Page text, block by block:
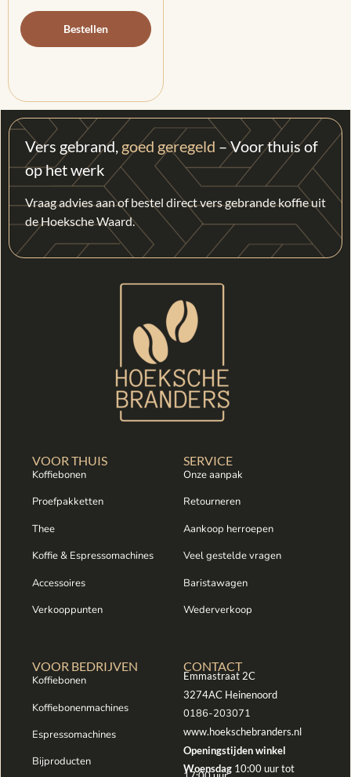
Bestellen
Vers gebrand, goed geregeld – Voor thuis of
op het werk
Vraag advies aan of bestel direct vers gebrande koffie uit
de Hoeksche Waard.
VOOR THUIS
Koffiebonen
Proefpakketten
Thee
Koffie & Espressomachines
Accessoires
Verkooppunten
SERVICE
Onze aanpak
Retourneren
Aankoop herroepen
Veel gestelde vragen
Baristawagen
Wederverkoop
VOOR BEDRIJVEN
Koffiebonen
Koffiebonenmachines
Espressomachines
Bijproducten
CONTACT
Emmastraat 2C
3274AC Heinenoord
0186-203071
www.hoekschebranders.nl
Openingstijden winkel
Woensdag 10:00 uur tot